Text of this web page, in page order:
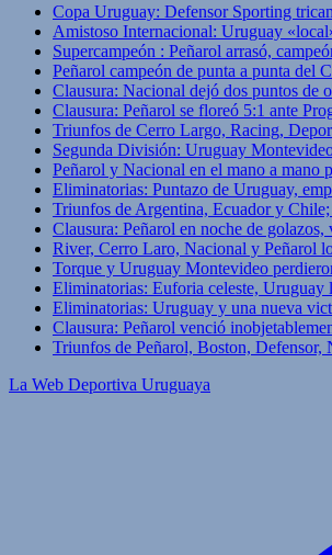
Copa Uruguay: Defensor Sporting
Amistoso Internacional: Uruguay
Supercampeón : Peñarol arrasó,
Peñarol campeón de punta a punta del
Clausura: Nacional dejó dos puntos de
Clausura: Peñarol se floreó 5:1 ante
Triunfos de Cerro Largo, Racing,
Segunda División: Uruguay
Peñarol y Nacional en el mano a mano
Eliminatorias: Puntazo de Uruguay,
Triunfos de Argentina, Ecuador y
Clausura: Peñarol en noche de
River, Cerro Laro, Nacional y Peñarol
Torque y Uruguay Montevideo
Eliminatorias: Euforia celeste, Uruguay
Eliminatorias: Uruguay y una nueva
Clausura: Peñarol venció
Triunfos de Peñarol, Boston,
La Web Deportiva Uruguaya